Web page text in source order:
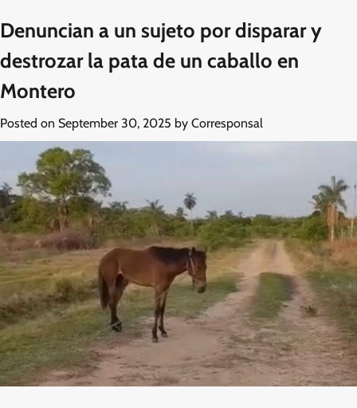
Denuncian a un sujeto por disparar y
destrozar la pata de un caballo en
Montero
Posted on September 30, 2025 by Corresponsal